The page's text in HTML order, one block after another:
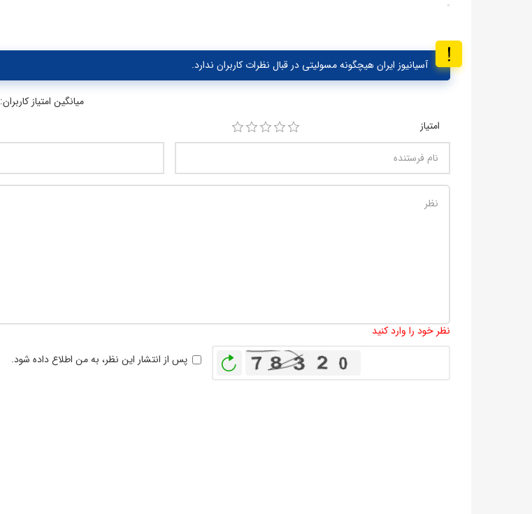
آسیانیوز ایران هیچگونه مسولیتی در قبال نظرات کاربران ندارد.
میانگین امتیاز کاربران: 0.0 (0 رای)
امتیاز
نظر خود را وارد کنید
بازخوانیپس از انتشار این نظر، به من اطلاع داده شود.